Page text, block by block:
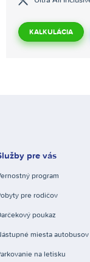
KALKULÁCIA
pre vás
program
pre rodičov
poukaz
miesta autobusov
na letisku